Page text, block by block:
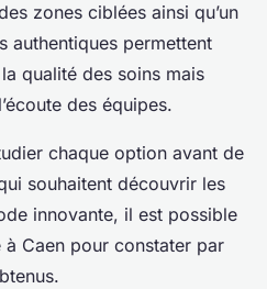
zones ciblées ainsi qu’un
authentiques permettent
qualité des soins mais
des équipes.
chaque option avant de
souhaitent découvrir les
innovante, il est possible
à Caen pour constater par